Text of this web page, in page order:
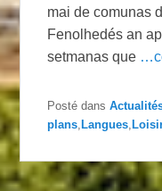
mai de comunas
Fenolhedés an
setmanas que
Posté dans
plans, Langues,